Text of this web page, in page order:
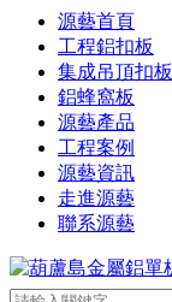
源藝首頁
工程鋁扣板
集成吊頂扣板
鋁蜂窩板
源藝產品
工程案例
源藝資訊
走進源藝
聯系源藝